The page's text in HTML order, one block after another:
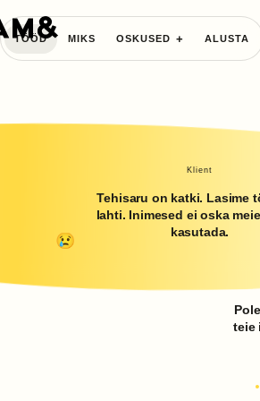
TÖÖD MIKS OSKUSED ALUSTA
Klient
Tehisaru on katki. Lasime
lahti. Inimesed ei oska
kasutada.
teie